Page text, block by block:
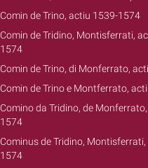
Comin de Trino, actiu 1539-1574
Comin de Tridino, Montisferrati,
1574
Comin de Trino, di Monferrato,
Comin de Trino e Montferrato,
Comino da Tridino, de
1574
Cominus de Tridino,
1574